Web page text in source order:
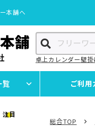
本舗へ
舗
卓上カレンダー壁
覧 ご利用
総合TOP
注目